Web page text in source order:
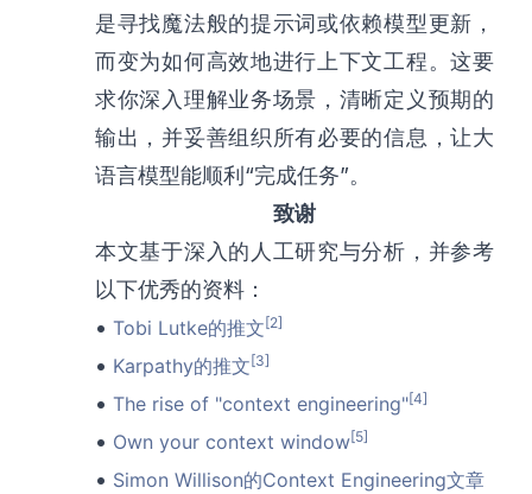
是寻找魔法般的提示词或依赖模型更新，
而变为如何高效地进行上下文工程。这要
求你深入理解业务场景，清晰定义预期的
输出，并妥善组织所有必要的信息，让大
语言模型能顺利“完成任务”。
致谢
本文基于深入的人工研究与分析，并参考
以下优秀的资料：
• Tobi Lutke的推文 [2]
• Karpathy的推文 [3]
• The rise of "context engineering"[4]
• Own your context window[5]
• Simon Willison的Context Engineering文章